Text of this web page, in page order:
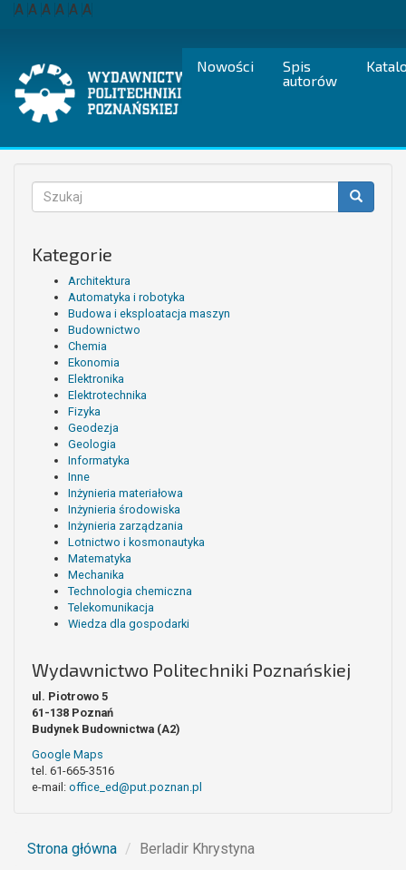
Przejdź
A A A A A A
Nowości
Spis
autorów
Formularz
wyszukiwania
Kategorie
Architektura
Automatyka i robotyka
Budowa i eksploatacja maszyn
Budownictwo
Chemia
Ekonomia
Elektronika
Elektrotechnika
Fizyka
Geodezja
Geologia
Informatyka
Inne
Inżynieria materiałowa
Inżynieria środowiska
Inżynieria zarządzania
Lotnictwo i kosmonautyka
Matematyka
Mechanika
Technologia chemiczna
Telekomunikacja
Wiedza dla gospodarki
Wydawnictwo Politechniki Poznańskiej
ul. Piotrowo 5
61-138 Poznań
Budynek Budownictwa (A2)
Google Maps
tel. 61-665-3516
e-mail: office_ed@put.poznan.pl
Strona główna Berladir Khrystyna